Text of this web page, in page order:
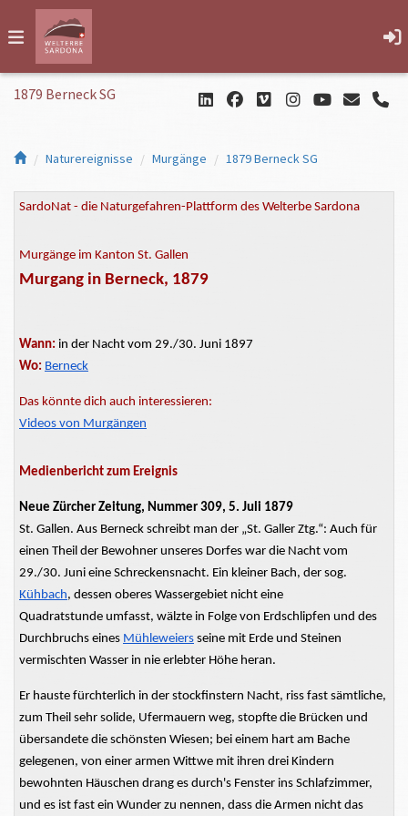
1879 Berneck SG
Naturereignisse Murgänge 1879 Berneck SG
SardoNat - die Naturgefahren-Plattform des Welterbe Sardona
Murgänge im Kanton St. Gallen
Murgang in Berneck, 1879
Wann: in der Nacht vom 29./30. Juni 1897
Wo: Berneck
Das könnte dich auch interessieren:
Videos von Murgängen
Medienbericht zum Ereignis
Neue Zürcher Zeitung, Nummer 309, 5. Juli 1879
St. Gallen. Aus Berneck schreibt man der „St. Galler Ztg.“: Auch für
einen Theil der Bewohner unseres Dorfes war die Nacht vom
29./30. Juni eine Schreckensnacht. Ein kleiner Bach, der sog.
Kühbach, dessen oberes Wassergebiet nicht eine
Quadratstunde umfasst, wälzte in Folge von Erdschlipfen und des
Durchbruchs eines Mühleweiers seine mit Erde und Steinen
vermischten Wasser in nie erlebter Höhe heran.
Er hauste fürchterlich in der stockfinstern Nacht, riss fast sämtliche,
zum Theil sehr solide, Ufermauern weg, stopfte die Brücken und
übersandete die schönsten Wiesen; bei einem hart am Bache
gelegenen, von einer armen Wittwe mit ihren drei Kindern
bewohnten Häuschen drang es durch's Fenster ins Schlafzimmer,
und es ist fast ein Wunder zu nennen, dass die Armen nicht das